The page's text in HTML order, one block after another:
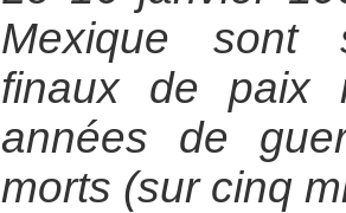
Mexique sont
finaux de paix
années de
morts (sur cinq